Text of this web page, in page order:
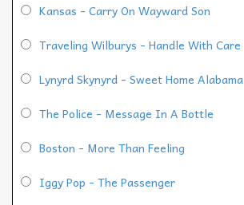
Kansas - Carry On Wayward Son
Traveling Wilburys - Handle With Care
Lynyrd Skynyrd - Sweet Home Alabama
The Police - Message In A Bottle
Boston - More Than Feeling
Iggy Pop - The Passenger